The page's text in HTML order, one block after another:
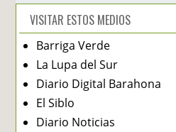
VISITAR ESTOS MEDIOS
Barriga Verde
La Lupa del Sur
Diario Digital Barahona
El Siblo
Diario Noticias